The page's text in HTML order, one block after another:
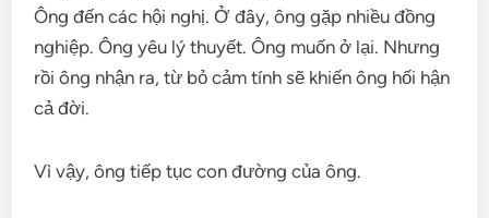
Ông đến các hội nghị. Ở đây, ông gặp nhiều đồng
nghiệp. Ông yêu lý thuyết. Ông muốn ở lại. Nhưng
rồi ông nhận ra, từ bỏ cảm tính sẽ khiến ông hối hận
cả đời.
Vì vậy, ông tiếp tục con đường của ông.